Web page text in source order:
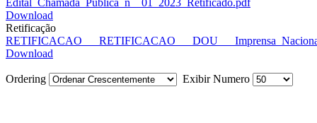
Download
Retificação
Download
Ordering Exibir Numero